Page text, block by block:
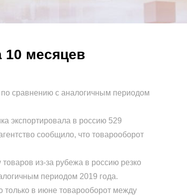
10 месяцев
сравнению с аналогичным периодом
экспортировала в россию 529
сообщило, что товарооборот
из-за рубежа в россию резко
периодом 2019 года.
в июне товарооборот между